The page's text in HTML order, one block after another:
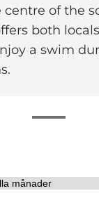
of the
both
a swim